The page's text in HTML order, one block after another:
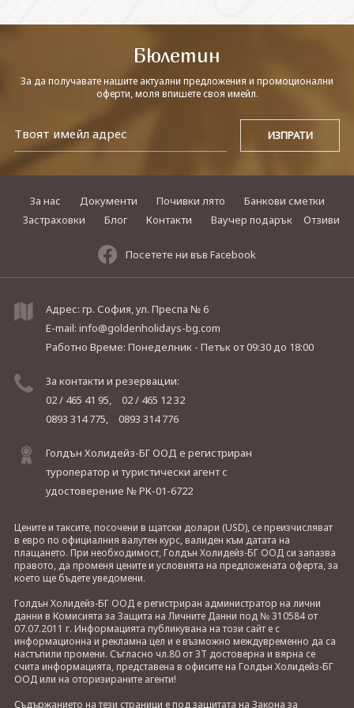
Бюлетин
За да получавате нашите актуални предложения и промоционални
оферти, моля впишете своя имейл.
За нас Документи Почивки лято
Банкови сметки
Застраховки
Блог Контакти Ваучер подарък Отзиви
Посетете ни във Facebook
Адрес: гр. София, ул. Преспа № 6
E-mail: info@goldenholidays-bg.com
Работно Време: Понеделник - Петъкот 09:30 до 18:00
За контакти и резервации:
02 / 465 41 95,
02 / 465 12 32
0893 314 775,
0893 314 776
Голдън Холидейз-БГ ООД е регистриран
туроператор и туристически агент с
удостоверение № РК-01-6722
Цените и таксите, посочени в щатски долари (USD), се преизчисляват
в евро по официалния валутен курс, валиден към датата на
плащането. При необходимост, Голдън Холидейз-БГ ООД си запазва
правото, да променя цените и условията на предложената оферта, за
което ще бъдете уведомени.
Голдън Холидейз-БГ ООД е регистриран администратор на лични
данни в Комисията за Защита на Личните Данни под № 310584 от
07.07.2011 г. Информацията публикувана на този сайт е с
информационна и рекламна цел и е възможно междувременно да са
настъпили промени. Съгласно чл.80 от ЗТ достоверна и вярна се
счита информацията, представена в офисите на Голдън Холидейз-БГ
ООД или на оторизираните агенти!
Съдържанието на тези страници е под защитата на Закона за